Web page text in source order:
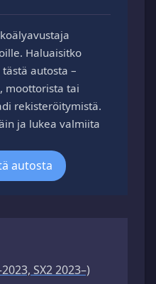
Haluaisitko
autosta –
moottorista tai
rekisteröitymistä.
ja lukea valmiita
autosta
SX2 2023–)